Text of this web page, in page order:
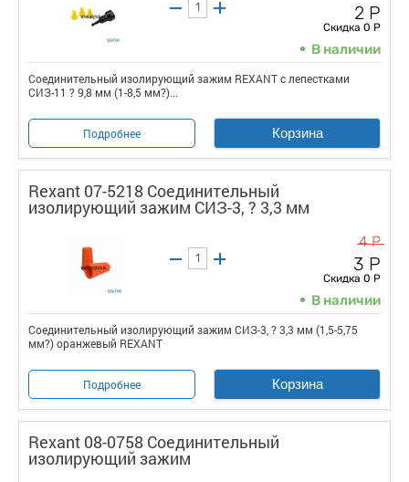
2 Р
Скидка 0 Р
В наличии
Соединительный изолирующий зажим REXANT с лепестками
СИЗ-11 ? 9,8 мм (1-8,5 мм?)...
Подробнее Корзина
Rexant 07-5218 Соединительный
изолирующий зажим СИЗ-3, ? 3,3 мм
4 Р
3 Р
Скидка 0 Р
В наличии
Соединительный изолирующий зажим СИЗ-3, ? 3,3 мм (1,5-5,75
мм?) оранжевый REXANT
Подробнее Корзина
Rexant 08-0758 Соединительный
изолирующий зажим